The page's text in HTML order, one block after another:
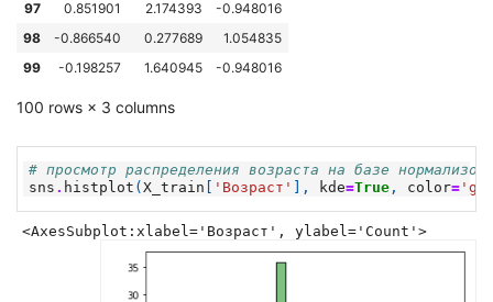
97 0.851901 2.174393
-0.948016
98
-0.866540 0.277689
1.054835
99
-0.198257 1.640945 -0.948016
100 rows × 3 columns
# просмотр распределения возраста на базе
sns . histplot (X_train 'Возраст' ], kde=True , color=
<AxesSubplot:xlabel='Возраст', ylabel='Count'>